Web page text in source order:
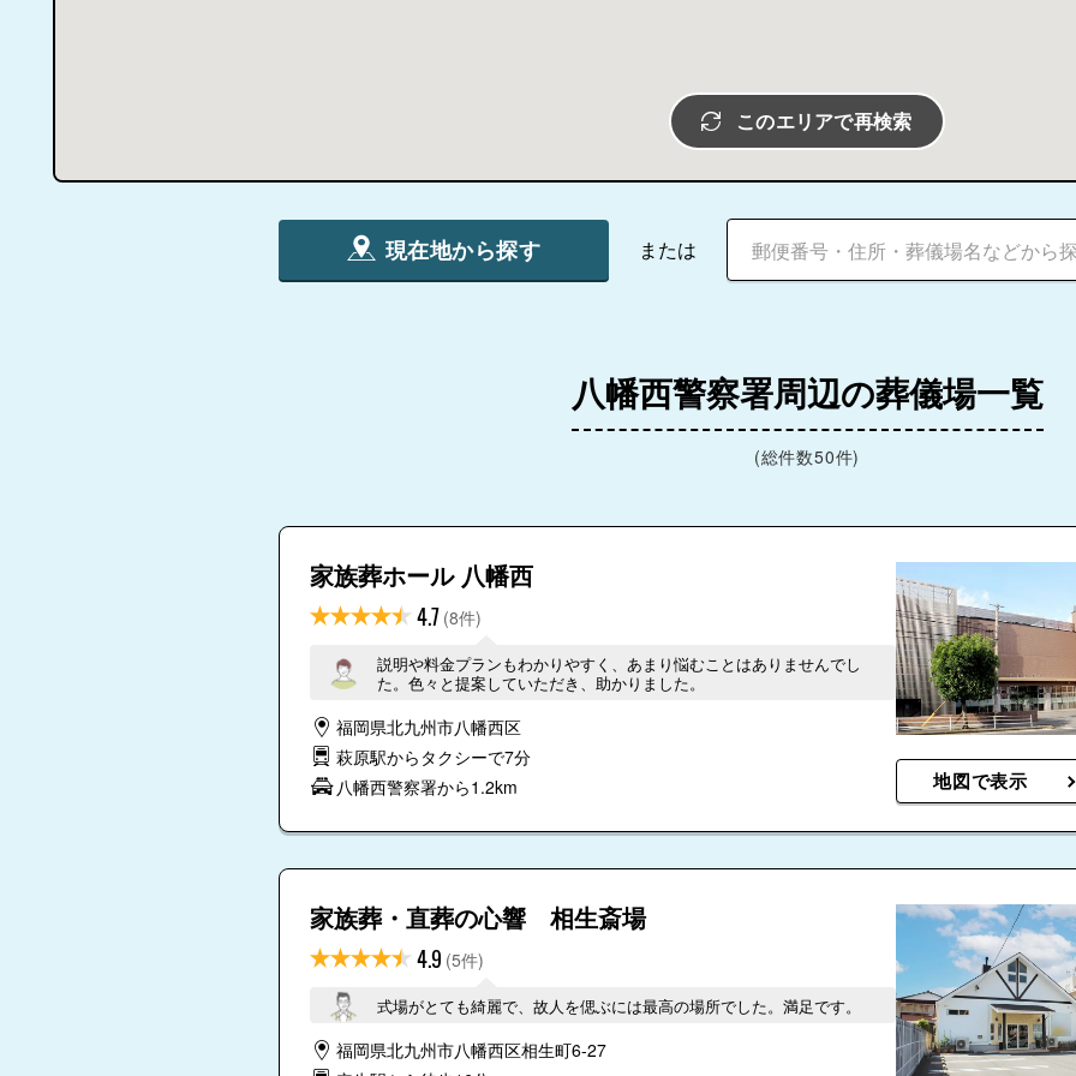
このエリアで再検索
現在地から探す または
八幡西警察署周辺の葬儀場一覧
(総件数50件)
家族葬ホール 八幡西
4.7 (8件)
説明や料金プランもわかりやすく、あまり悩むことはありませんでし
た。色々と提案していただき、助かりました。
福岡県北九州市八幡西区
萩原駅からタクシーで7分
八幡西警察署から1.2km
地図で表示
家族葬・直葬の心響 相生斎場
4.9 (5件)
式場がとても綺麗で、故人を偲ぶには最高の場所でした。満足です。
福岡県北九州市八幡西区相生町6-27